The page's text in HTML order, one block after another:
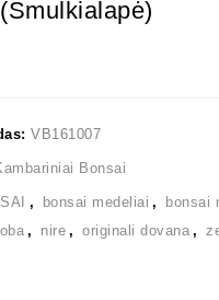
VB161007
Bonsai
, bonsai medeliai , bonsai
, nire , originali dovana ,